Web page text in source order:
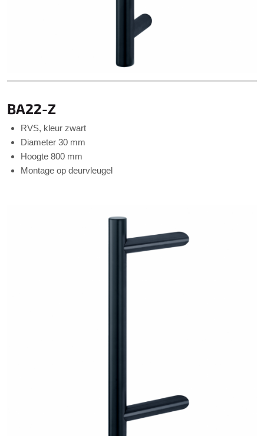
BA22-Z
RVS, kleur zwart
Diameter 30 mm
Hoogte 800 mm
Montage op deurvleugel